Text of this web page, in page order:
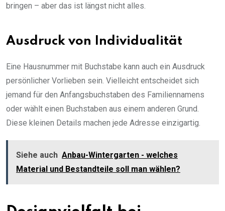
bringen – aber das ist längst nicht alles.
Ausdruck von Individualität
Eine Hausnummer mit Buchstabe kann auch ein Ausdruck
persönlicher Vorlieben sein. Vielleicht entscheidet sich
jemand für den Anfangsbuchstaben des Familiennamens
oder wählt einen Buchstaben aus einem anderen Grund.
Diese kleinen Details machen jede Adresse einzigartig.
Siehe auch Anbau-Wintergarten - welches
Material und Bestandteile soll man wählen?